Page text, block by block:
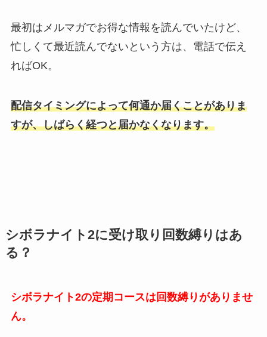
最初はメルマガでお得な情報を読んでいたけど、
忙しくて最近読んでないという方は、電話で伝え
ればOK。
配信タイミングによって何通か届くことがありま
すが、しばらく経つと届かなくなります。
シボラナイト2に受け取り回数縛りはあ
る？
シボラナイト2の定期コースは回数縛りがありませ
ん。